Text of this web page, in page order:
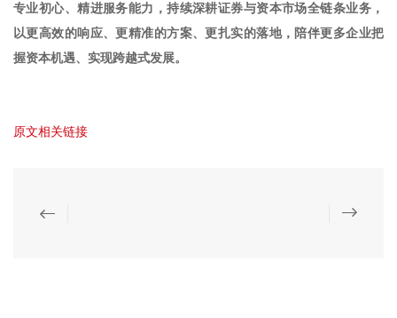
专业初心、精进服务能力，持续深耕证券与资本市场全链条业务，
以更高效的响应、更精准的方案、更扎实的落地，陪伴更多企业把
握资本机遇、实现跨越式发展。
原文相关链接